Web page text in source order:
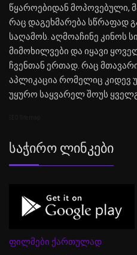
წყაროებიდან მოპოვებული,
რაც დაგეხმარება სწრაფად
საღამოს. აღმოაჩინე კინოს
მიმოხილვები და იყავი
ჩვენთან ერთად. რაც მთავარია
აპლიკაცია რომელიც
უყურო საყვარელ შოუს
Საჭირო Ლინკები
ფილმები ქართულად